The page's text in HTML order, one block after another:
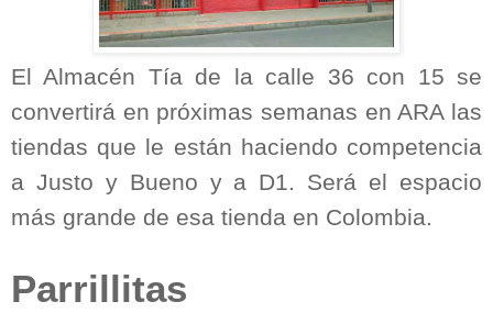
El Almacén Tía de la calle 36 con 15 se
convertirá en próximas semanas en ARA las
tiendas que le están haciendo competencia
a Justo y Bueno y a D1. Será el espacio
más grande de esa tienda en Colombia.
Parrillitas